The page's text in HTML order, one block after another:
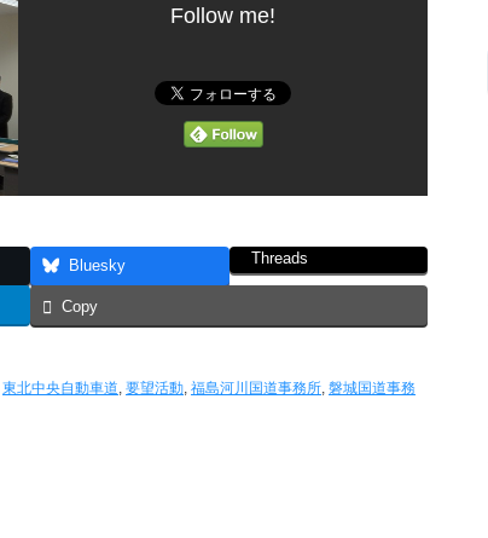
Follow me!
Bluesky Threads
Copy
東北中央自動車道, 要望活動, 福島河川国道事務所, 磐城国道事務